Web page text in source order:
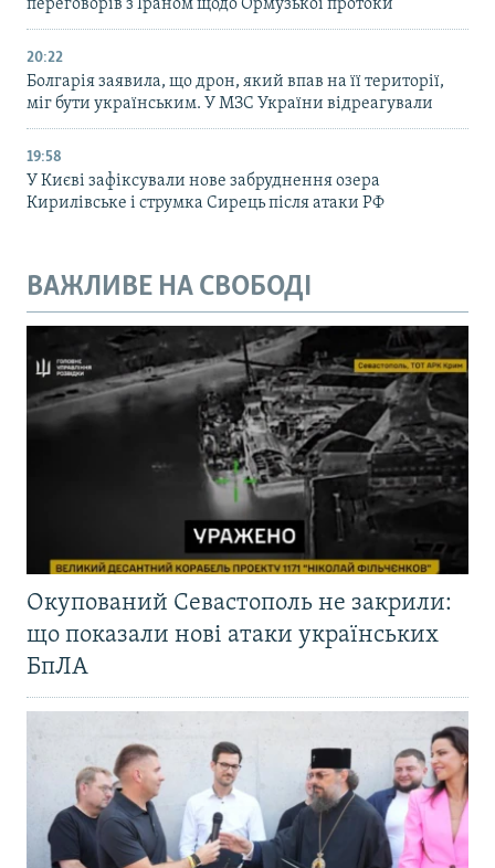
переговорів з Іраном щодо Ормузької протоки
20:22
Болгарія заявила, що дрон, який впав на її території,
міг бути українським. У МЗС України відреагували
19:58
У Києві зафіксували нове забруднення озера
Кирилівське і струмка Сирець після атаки РФ
ВАЖЛИВЕ НА СВОБОДІ
Окупований Севастополь не закрили:
що показали нові атаки українських
БпЛА